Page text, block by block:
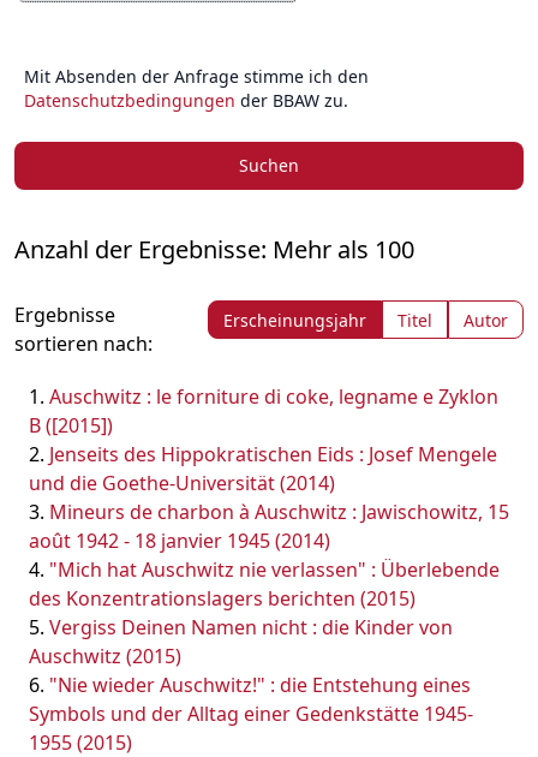
Mit Absenden der Anfrage stimme ich den
Datenschutzbedingungen der BBAW zu.
Suchen
Anzahl der Ergebnisse: Mehr als 100
Ergebnisse
sortieren nach:
Erscheinungsjahr Titel Autor
Auschwitz : le forniture di coke, legname e Zyklon
B ([2015])
Jenseits des Hippokratischen Eids : Josef Mengele
und die Goethe-Universität (2014)
Mineurs de charbon à Auschwitz : Jawischowitz, 15
août 1942 - 18 janvier 1945 (2014)
"Mich hat Auschwitz nie verlassen" : Überlebende
des Konzentrationslagers berichten (2015)
Vergiss Deinen Namen nicht : die Kinder von
Auschwitz (2015)
"Nie wieder Auschwitz!" : die Entstehung eines
Symbols und der Alltag einer Gedenkstätte 1945-
1955 (2015)